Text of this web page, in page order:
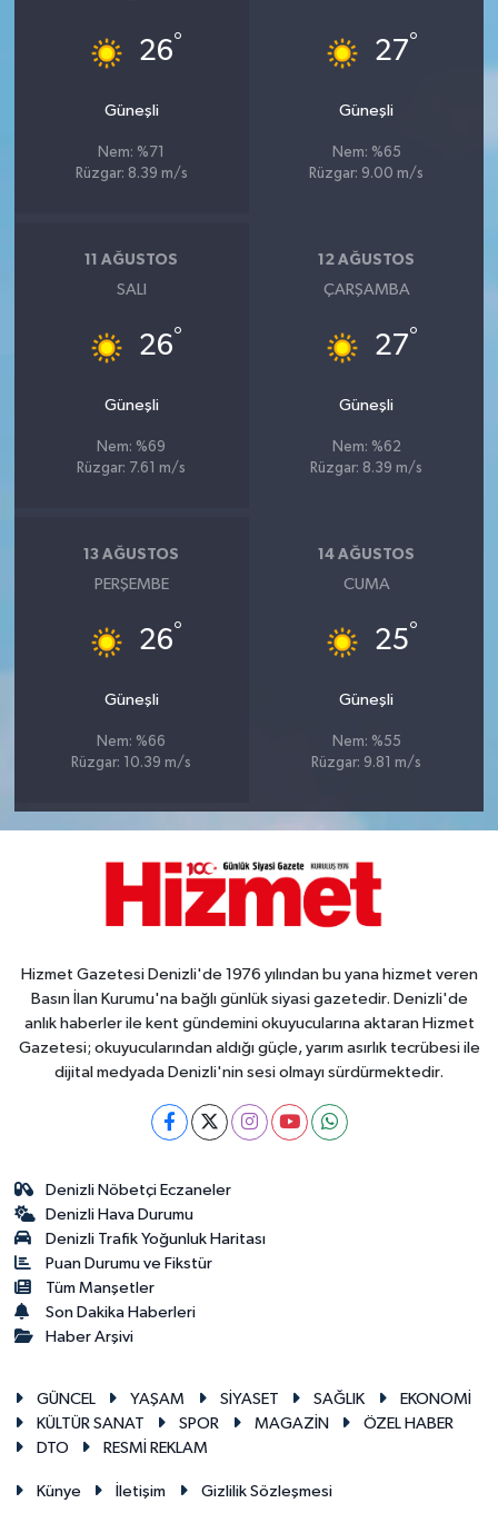
26°
Güneşli
Nem: %71
Rüzgar: 8.39 m/s
27°
Güneşli
Nem: %65
Rüzgar: 9.00 m/s
11 AĞUSTOS
SALI
26°
Güneşli
Nem: %69
Rüzgar: 7.61 m/s
12 AĞUSTOS
ÇARŞAMBA
27°
Güneşli
Nem: %62
Rüzgar: 8.39 m/s
13 AĞUSTOS
PERŞEMBE
26°
Güneşli
Nem: %66
Rüzgar: 10.39 m/s
14 AĞUSTOS
CUMA
25°
Güneşli
Nem: %55
Rüzgar: 9.81 m/s
Hizmet Gazetesi Denizli'de 1976 yılından bu yana hizmet veren
Basın İlan Kurumu'na bağlı günlük siyasi gazetedir. Denizli'de
anlık haberler ile kent gündemini okuyucularına aktaran Hizmet
Gazetesi; okuyucularından aldığı güçle, yarım asırlık tecrübesi ile
dijital medyada Denizli'nin sesi olmayı sürdürmektedir.
Denizli Nöbetçi Eczaneler
Denizli Hava Durumu
Denizli Trafik Yoğunluk Haritası
Puan Durumu ve Fikstür
Tüm Manşetler
Son Dakika Haberleri
Haber Arşivi
GÜNCEL YAŞAM SİYASET SAĞLIK
EKONOMİ
KÜLTÜR SANAT
SPOR MAGAZİN
ÖZEL HABER
DTO
RESMİ REKLAM
Künye İletişim Gizlilik Sözleşmesi